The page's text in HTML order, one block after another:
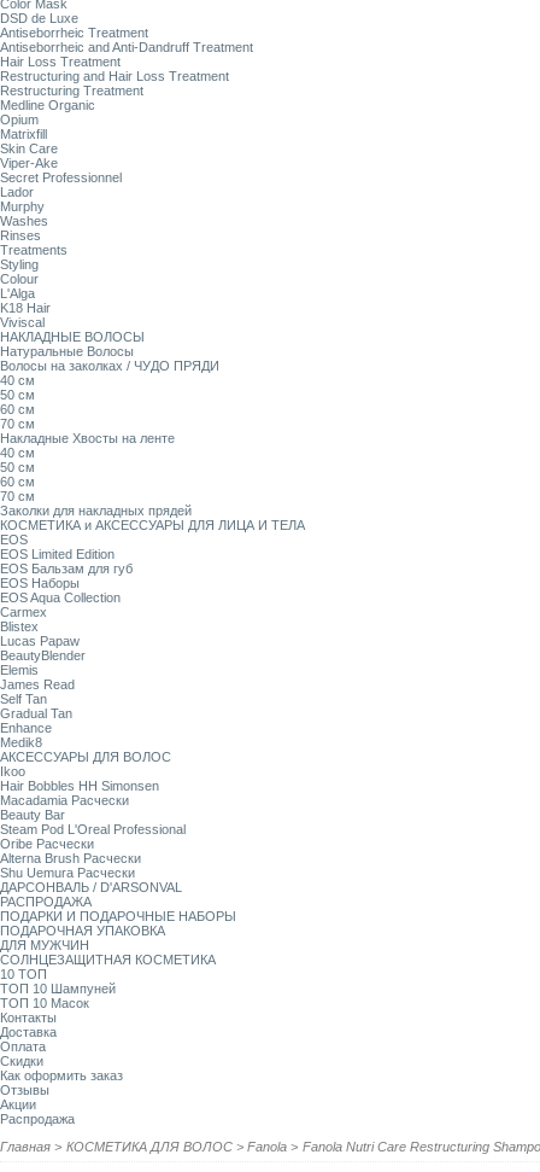
Color Mask
DSD de Luxe
Antiseborrheic Treatment
Antiseborrheic and Anti-Dandruff Treatment
Hair Loss Treatment
Restructuring and Hair Loss Treatment
Restructuring Treatment
Medline Organic
Opium
Matrixfill
Skin Care
Viper-Ake
Secret Professionnel
Lador
Murphy
Washes
Rinses
Treatments
Styling
Colour
L'Alga
K18 Hair
Viviscal
НАКЛАДНЫЕ ВОЛОСЫ
Натуральные Волосы
Волосы на заколках / ЧУДО ПРЯДИ
40 см
50 см
60 см
70 см
Накладные Хвосты на ленте
40 см
50 см
60 см
70 см
Заколки для накладных прядей
КОСМЕТИКА и АКСЕССУАРЫ ДЛЯ ЛИЦА И ТЕЛА
EOS
EOS Limited Edition
EOS Бальзам для губ
EOS Наборы
EOS Aqua Collection
Carmex
Blistex
Lucas Papaw
BeautyBlender
Elemis
James Read
Self Tan
Gradual Tan
Enhance
Medik8
АКСЕССУАРЫ ДЛЯ ВОЛОС
Ikoo
Hair Bobbles HH Simonsen
Macadamia Расчески
Beauty Bar
Steam Pod L'Oreal Professional
Oribe Расчески
Alterna Brush Расчески
Shu Uemura Расчески
ДАРСОНВАЛЬ / D'ARSONVAL
РАСПРОДАЖА
ПОДАРКИ И ПОДАРОЧНЫЕ НАБОРЫ
ПОДАРОЧНАЯ УПАКОВКА
ДЛЯ МУЖЧИН
СОЛНЦЕЗАЩИТНАЯ КОСМЕТИКА
10 ТОП
ТОП 10 Шампуней
ТОП 10 Масок
Контакты
Доставка
Оплата
Скидки
Как оформить заказ
Отзывы
Акции
Распродажа
Главная > КОСМЕТИКА ДЛЯ ВОЛОС > Fanola > Fanola Nutri Care Restructuring